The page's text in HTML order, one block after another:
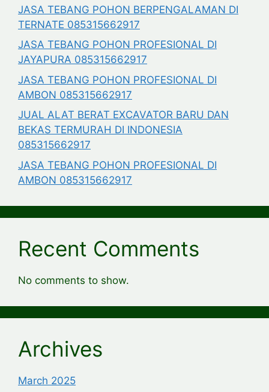
JASA TEBANG POHON BERPENGALAMAN DI
TERNATE 085315662917
JASA TEBANG POHON PROFESIONAL DI
JAYAPURA 085315662917
JASA TEBANG POHON PROFESIONAL DI
AMBON 085315662917
JUAL ALAT BERAT EXCAVATOR BARU DAN
BEKAS TERMURAH DI INDONESIA
085315662917
JASA TEBANG POHON PROFESIONAL DI
AMBON 085315662917
Recent Comments
No comments to show.
Archives
March 2025